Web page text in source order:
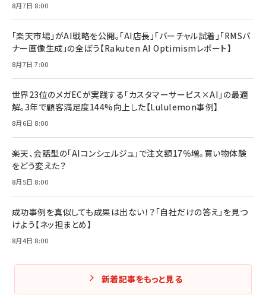
8月7日 8:00
「楽天市場」がAI戦略を公開。「AI店長」「バーチャル試着」「RMSバ
ナー画像生成」の全ぼう【Rakuten AI Optimismレポート】
8月7日 7:00
世界23位のメガECが実践する「カスタマーサービス×AI」の最適
解。3年で顧客満足度144%向上した【Lululemon事例】
8月6日 8:00
楽天、会話型の「AIコンシェルジュ」で注文額17％増。買い物体験
をどう変えた？
8月5日 8:00
成功事例を真似しても成果は出ない！？「自社だけの答え」を見つ
けよう【ネッ担まとめ】
8月4日 8:00
新着記事をもっと見る